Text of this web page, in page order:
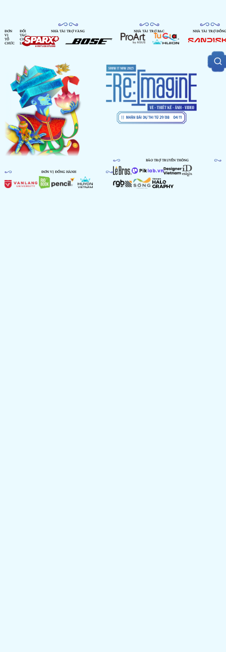
ĐƠN
VỊ
TỔ
CHỨC
ĐỐI
TÁC
CHIẾN
LƯỢC
NHÀ TÀI TRỢ VÀNG NHÀ TÀI TRỢ BẠC NHÀ TÀI TRỢ ĐỒNG
ĐƠN VỊ ĐỒNG HÀNH
BẢO TRỢ TRUYỀN THÔNG